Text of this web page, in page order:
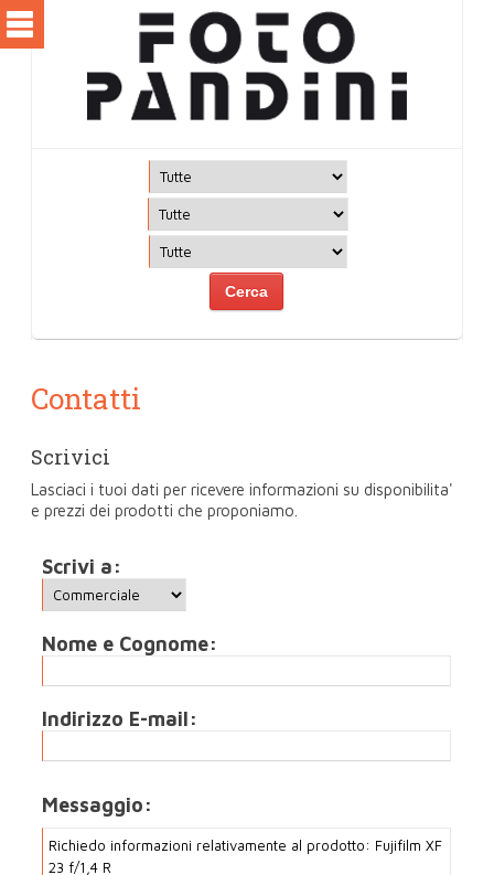
Contatti
Scrivici
Lasciaci i tuoi dati per ricevere informazioni su disponibilita'
e prezzi dei prodotti che proponiamo.
Scrivi a:
Nome e Cognome:
Indirizzo E-mail:
Messaggio: